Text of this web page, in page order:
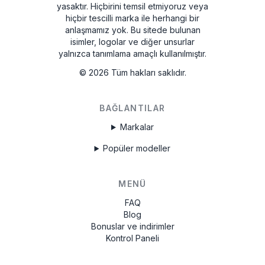
yasaktır. Hiçbirini temsil etmiyoruz veya
hiçbir tescilli marka ile herhangi bir
anlaşmamız yok. Bu sitede bulunan
isimler, logolar ve diğer unsurlar
yalnızca tanımlama amaçlı kullanılmıştır.
© 2026 Tüm hakları saklıdır.
BAĞLANTILAR
Markalar
Popüler modeller
MENÜ
FAQ
Blog
Bonuslar ve indirimler
Kontrol Paneli